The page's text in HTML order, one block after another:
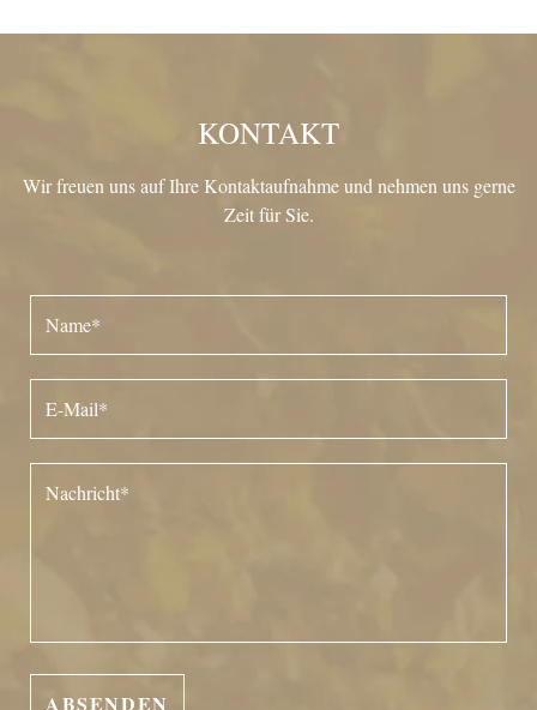
KONTAKT
Wir freuen uns auf Ihre Kontaktaufnahme und nehmen uns gerne
Zeit für Sie.